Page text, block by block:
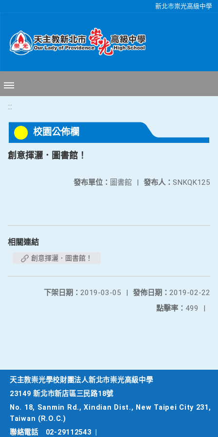
新北市崇光高級中學
:::
校園公佈欄
創意揮灑．圖書館！
發布人： SNKQK125
發布單位： 圖書館 |
相關連結
創意揮灑．圖書館！
發佈日期： 2019-02-22
下架日期： 2019-03-05
|
點擊率： 499 |
天主教崇光學校財團法人新北市崇光高級中學
23149 新北市新店區三民路18號
No. 18, Sanmin Rd., Xindian Dist., New Taipei City 231,
Taiwan (R.O.C.)
聯絡電話
02-29112543